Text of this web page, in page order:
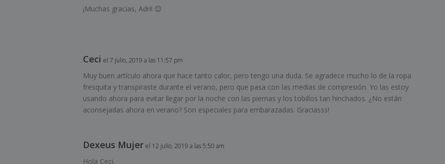
¡Muchas gracias, Adri! 😉
Ceci el 7 julio, 2019 a las 11:57 pm
Muy buen artículo ahora que hace tanto calor, pero tengo una duda. Se agradece mucho lo de la ropa
fresquita y transpiraste durante el verano, pero que pasa con las medias de compresión. Yo las estoy
usando ahora para evitar llegar por la noche con las piernas y los tobillos tan hinchados. ¿No están
aconsejadas ahora en verano? Son especiales para embarazadas. Graciasss!
Dexeus Mujer el 12 julio, 2019 a las 5:50 am
Hola Ceci,